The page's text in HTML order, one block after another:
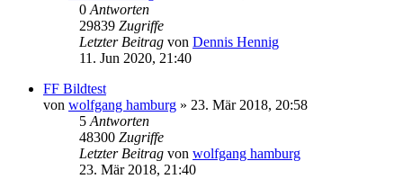
0 Antworten
29839 Zugriffe
Letzter Beitrag von Dennis Hennig
11. Jun 2020, 21:40
FF Bildtest
von wolfgang hamburg » 23. Mär 2018, 20:58
5 Antworten
48300 Zugriffe
Letzter Beitrag von wolfgang hamburg
23. Mär 2018, 21:40